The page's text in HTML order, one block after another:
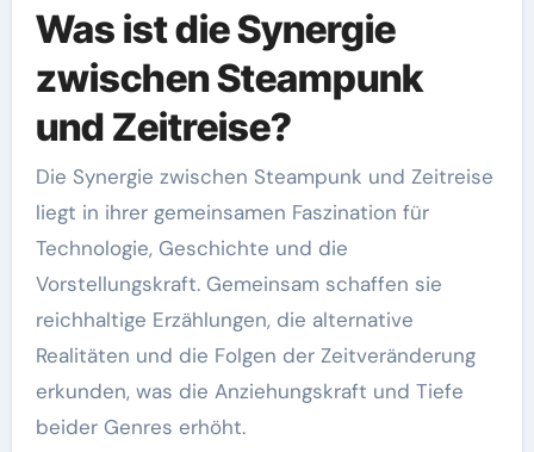
Was ist die Synergie
zwischen Steampunk
und Zeitreise?
Die Synergie zwischen Steampunk und Zeitreise
liegt in ihrer gemeinsamen Faszination für
Technologie, Geschichte und die
Vorstellungskraft. Gemeinsam schaffen sie
reichhaltige Erzählungen, die alternative
Realitäten und die Folgen der Zeitveränderung
erkunden, was die Anziehungskraft und Tiefe
beider Genres erhöht.